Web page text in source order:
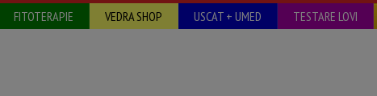
FITOTERAPIE VEDRA SHOP USCAT + UMED TESTARE LOVI